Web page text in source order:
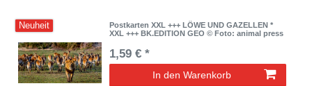
Neuheit
Postkarten XXL +++ LÖWE UND GAZELLEN *
XXL +++ BK.EDITION GEO © Foto: animal press
1,59 € *
In den Warenkorb